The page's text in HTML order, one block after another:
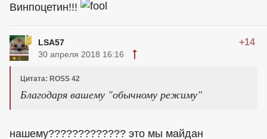
Винпоцетин!!!
LSA57 +14
30 апреля 2018 16:16
Цитата: ROSS 42
Благодаря вашему "обычному режиму"
нашему????????????? это мы майдан